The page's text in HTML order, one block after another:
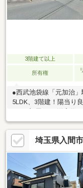
3階建て以上
所有権
●西武池袋線「元加治
5LDK、3階建！陽当り
路6ｍ以上で開放感が
歩10分圏内！住環境良
方は、希望日時をご連
でのお問い合わせがス
の予約が可能です。
埼玉県入間